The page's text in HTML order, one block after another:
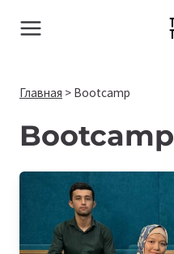
Главная > Bootcamp
Bootcamp